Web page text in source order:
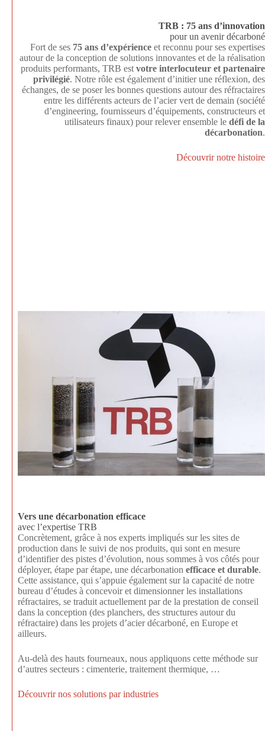
TRB : 75 ans d’innovation
pour un avenir décarboné
Fort de ses 75 ans d’expérience et reconnu pour ses expertises
autour de la conception de solutions innovantes et de la réalisation
produits performants, TRB est votre interlocuteur et partenaire
privilégié. Notre rôle est également d’initier une réflexion, des
échanges, de se poser les bonnes questions autour des réfractaires
entre les différents acteurs de l’acier vert de demain (société
d’engineering, fournisseurs d’équipements, constructeurs et
utilisateurs finaux) pour relever ensemble le défi de la
décarbonation.
Découvrir notre histoire
Vers une décarbonation efficace
avec l’expertise TRB
Concrètement, grâce à nos experts impliqués sur les sites de
production dans le suivi de nos produits, qui sont en mesure
d’identifier des pistes d’évolution, nous sommes à vos côtés pour
déployer, étape par étape, une décarbonation efficace et durable.
Cette assistance, qui s’appuie également sur la capacité de notre
bureau d’études à concevoir et dimensionner les installations
réfractaires, se traduit actuellement par de la prestation de conseil
dans la conception (des planchers, des structures autour du
réfractaire) dans les projets d’acier décarboné, en Europe et
ailleurs.
Au-delà des hauts fourneaux, nous appliquons cette méthode sur
d’autres secteurs : cimenterie, traitement thermique, …
Découvrir nos solutions par industries